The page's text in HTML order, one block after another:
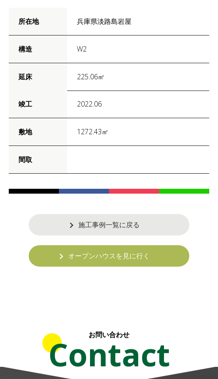
所在地 兵庫県淡路島岩屋
構造 W2
延床 225.06㎡
竣工 2022.06
敷地 1272.43㎡
間取
施工事例一覧に戻る
オープンハウスを見に行く
お問い合わせ
Contact